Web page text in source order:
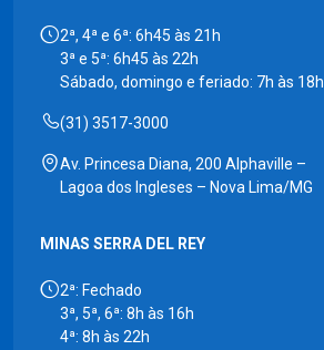
2ª, 4ª e 6ª: 6h45 às 21h
3ª e 5ª: 6h45 às 22h
Sábado, domingo e feriado: 7h às 18h
(31) 3517-3000
Av. Princesa Diana, 200 Alphaville –
Lagoa dos Ingleses – Nova Lima/MG
MINAS SERRA DEL REY
2ª: Fechado
3ª, 5ª, 6ª: 8h às 16h
4ª: 8h às 22h